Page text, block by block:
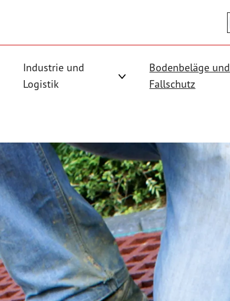
Untermenü für Kategorie Antirutschmatten anzeigen
Industrie und
Logistik
Untermenü für Kategorie
Bodenbeläge und
Fallschutz